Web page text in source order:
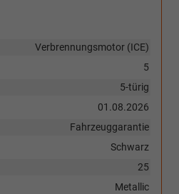
Verbrennungsmotor (ICE)
5
5-türig
01.08.2026
Fahrzeuggarantie
Schwarz
25
Metallic